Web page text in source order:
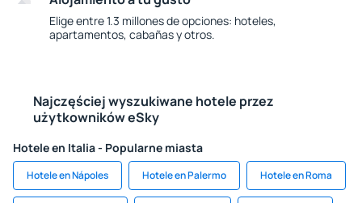
Elige entre 1.3 millones de opciones: hoteles,
apartamentos, cabañas y otros.
Najczęściej wyszukiwane hotele przez
użytkowników eSky
Hotele en Italia - Popularne miasta
Hotele en Nápoles Hotele en Palermo Hotele en Roma